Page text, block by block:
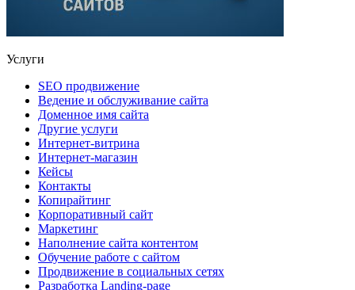
Услуги
SEO продвижение
Ведение и обслуживание сайта
Доменное имя сайта
Другие услуги
Интернет-витрина
Интернет-магазин
Кейсы
Контакты
Копирайтинг
Корпоративный сайт
Маркетинг
Наполнение сайта контентом
Обучение работе с сайтом
Продвижение в социальных сетях
Разработка Landing-page